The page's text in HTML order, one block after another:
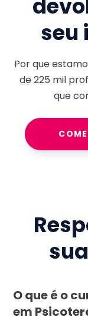
seu
Por que
de225 mil
que
O que é o
em